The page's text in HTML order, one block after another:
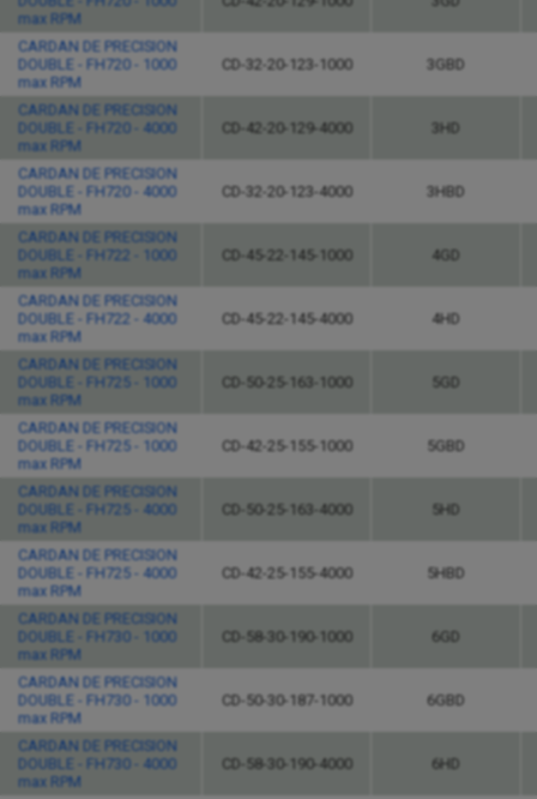
max RPM
CARDAN DE PRECISION
DOUBLE - FH720 - 1000
max RPM
CD-32-20-123-1000 3GBD
CARDAN DE PRECISION
DOUBLE - FH720 - 4000
max RPM
CD-42-20-129-4000 3HD
CARDAN DE PRECISION
DOUBLE - FH720 - 4000
max RPM
CD-32-20-123-4000 3HBD
CARDAN DE PRECISION
DOUBLE - FH722 - 1000
max RPM
CD-45-22-145-1000 4GD
CARDAN DE PRECISION
DOUBLE - FH722 - 4000
max RPM
CD-45-22-145-4000 4HD
CARDAN DE PRECISION
DOUBLE - FH725 - 1000
max RPM
CD-50-25-163-1000 5GD
CARDAN DE PRECISION
DOUBLE - FH725 - 1000
max RPM
CD-42-25-155-1000 5GBD
CARDAN DE PRECISION
DOUBLE - FH725 - 4000
max RPM
CD-50-25-163-4000 5HD
CARDAN DE PRECISION
DOUBLE - FH725 - 4000
max RPM
CD-42-25-155-4000 5HBD
CARDAN DE PRECISION
DOUBLE - FH730 - 1000
max RPM
CD-58-30-190-1000 6GD
CARDAN DE PRECISION
DOUBLE - FH730 - 1000
max RPM
CD-50-30-187-1000 6GBD
CARDAN DE PRECISION
DOUBLE - FH730 - 4000
max RPM
CD-58-30-190-4000 6HD